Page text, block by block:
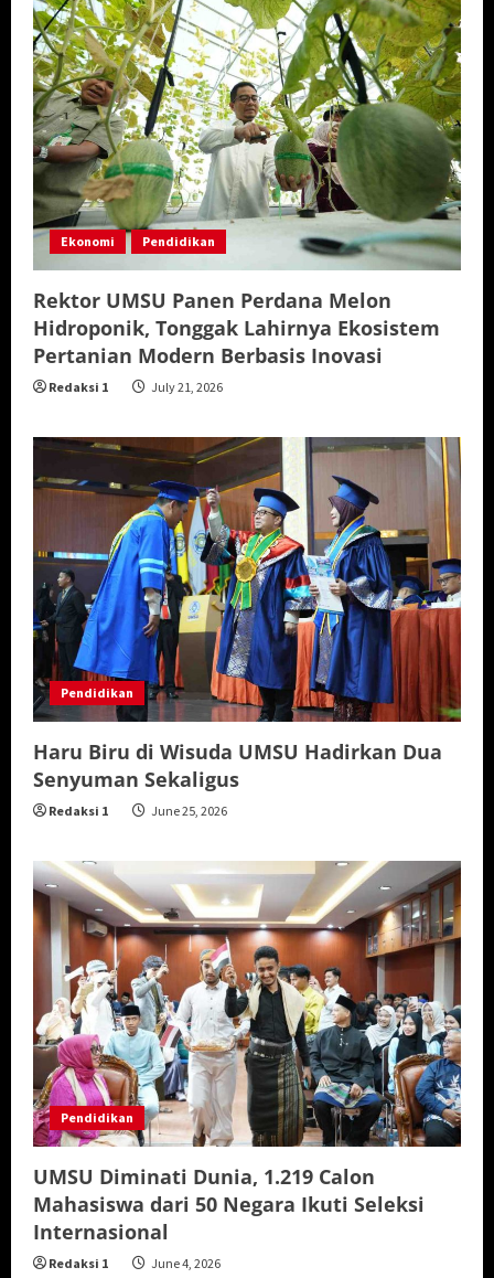
Ekonomi Pendidikan
Rektor UMSU Panen Perdana Melon
Hidroponik, Tonggak Lahirnya Ekosistem
Pertanian Modern Berbasis Inovasi
Redaksi 1 July 21, 2026
Pendidikan
Haru Biru di Wisuda UMSU Hadirkan Dua
Senyuman Sekaligus
Redaksi 1 June 25, 2026
Pendidikan
UMSU Diminati Dunia, 1.219 Calon
Mahasiswa dari 50 Negara Ikuti Seleksi
Internasional
Redaksi 1 June 4, 2026